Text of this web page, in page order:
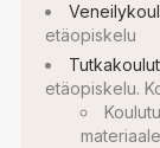
etäopiskelu
etäopiskelu.